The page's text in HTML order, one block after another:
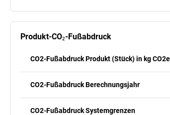
Produkt-CO₂-Fußabdruck
CO2-Fußabdruck Produkt (Stück) in kg CO2e
CO2-Fußabdruck Berechnungsjahr
CO2-Fußabdruck Systemgrenzen